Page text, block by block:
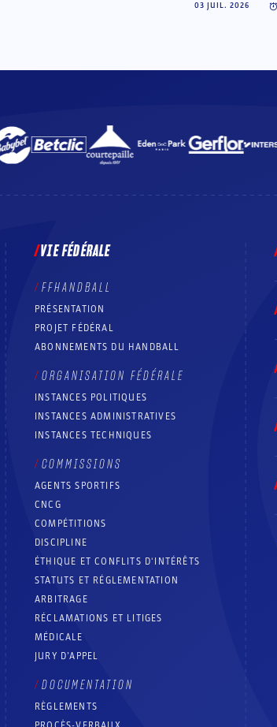
03 JUIL. 2026
VIE FÉDÉRALE
FFHANDBALL
PRÉSENTATION
PROJET FÉDÉRAL
ABONNEMENTS DU HANDBALL
ORGANISATION FÉDÉRALE
INSTANCES POLITIQUES
INSTANCES ADMINISTRATIVES
INSTANCES TECHNIQUES
COMMISSIONS
AGENTS SPORTIFS
CNCG
COMPÉTITIONS
DISCIPLINE
ÉTHIQUE ET CONFLITS D'INTÉRÊTS
STATUTS ET RÉGLEMENTATION
ARBITRAGE
RÉCLAMATIONS ET LITIGES
MÉDICALE
JURY D’APPEL
DOCUMENTATION
RÈGLEMENTS